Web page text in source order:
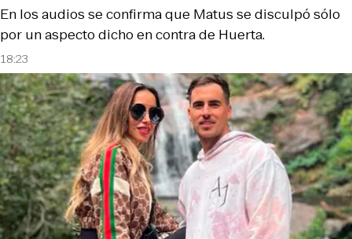
18:23
En los audios se confirma que Matus se disculpó sólo
por un aspecto dicho en contra de Huerta.